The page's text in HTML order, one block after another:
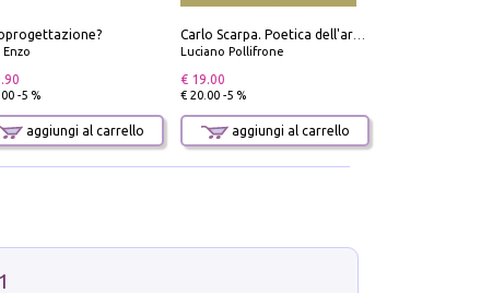
-5 %
aggiungi al carrello
Luciano Pollifrone
€ 19.00
€ 20.00 -5 %
aggiungi al carrello